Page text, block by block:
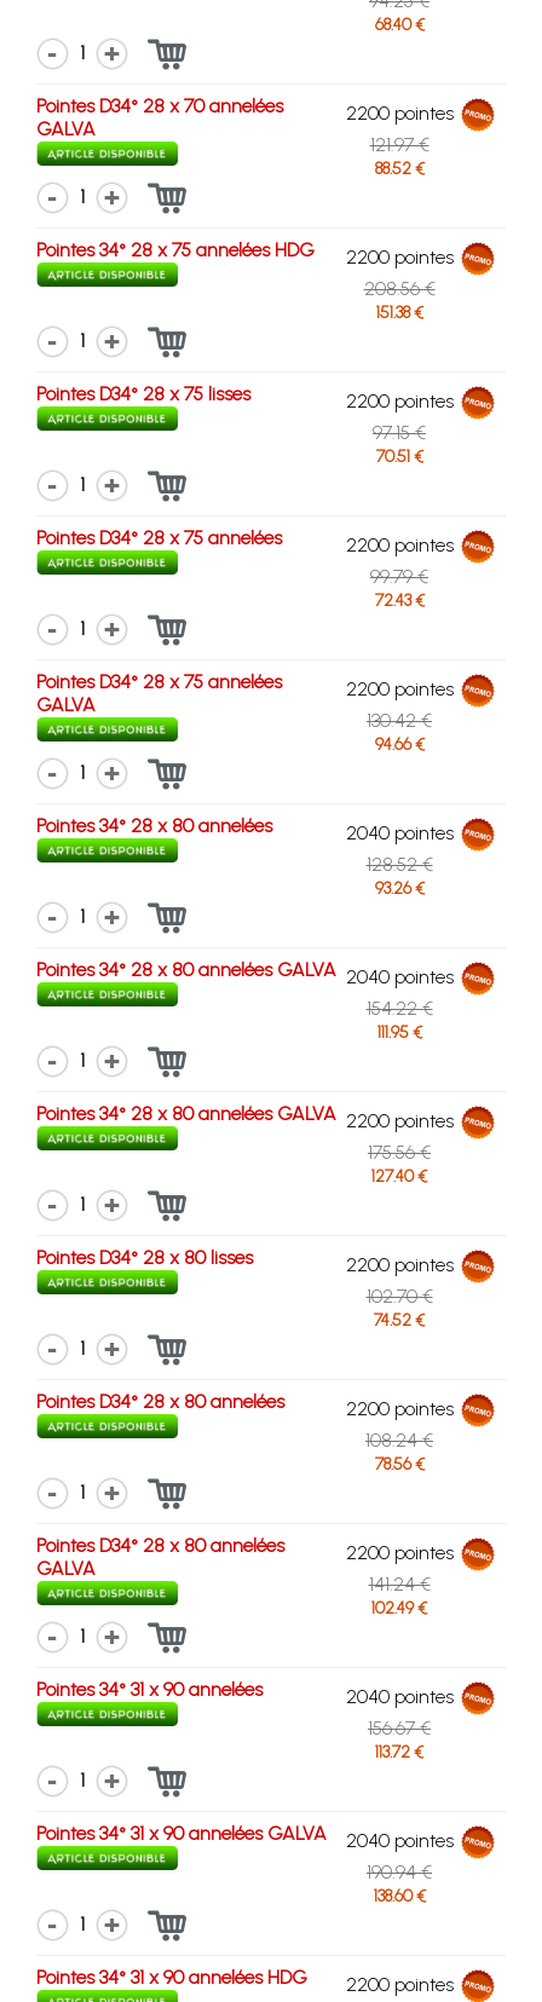
68.40 €
1
Pointes D34° 28 x 70 annelées
GALVA
2200 pointes
121.97 €
88.52 €
1
Pointes 34° 28 x 75 annelées HDG
2200 pointes
208.56 €
151.38 €
1
Pointes D34° 28 x 75 lisses
2200 pointes
97.15 €
70.51 €
1
Pointes D34° 28 x 75 annelées
2200 pointes
99.79 €
72.43 €
1
Pointes D34° 28 x 75 annelées
GALVA
2200 pointes
130.42 €
94.66 €
1
Pointes 34° 28 x 80 annelées
2040 pointes
128.52 €
93.26 €
1
Pointes 34° 28 x 80 annelées GALVA 2040 pointes
154.22 €
111.95 €
1
Pointes 34° 28 x 80 annelées GALVA 2200 pointes
175.56 €
127.40 €
1
Pointes D34° 28 x 80 lisses
2200 pointes
102.70 €
74.52 €
1
Pointes D34° 28 x 80 annelées
2200 pointes
108.24 €
78.56 €
1
Pointes D34° 28 x 80 annelées
GALVA
2200 pointes
141.24 €
102.49 €
1
Pointes 34° 31 x 90 annelées
2040 pointes
156.67 €
113.72 €
1
Pointes 34° 31 x 90 annelées GALVA
2040 pointes
190.94 €
138.60 €
1
Pointes 34° 31 x 90 annelées HDG
2200 pointes